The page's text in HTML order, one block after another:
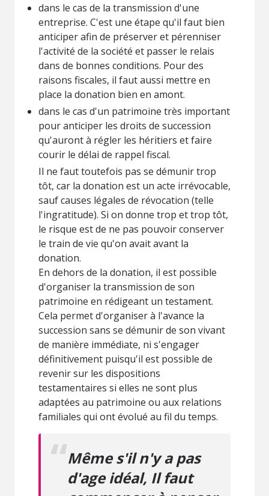
dans le cas de la transmission d'une
entreprise. C'est une étape qu'il faut bien
anticiper afin de préserver et pérenniser
l'activité de la société et passer le relais
dans de bonnes conditions. Pour des
raisons fiscales, il faut aussi mettre en
place la donation bien en amont.
dans le cas d'un patrimoine très important
pour anticiper les droits de succession
qu'auront à régler les héritiers et faire
courir le délai de rappel fiscal.
Il ne faut toutefois pas se démunir trop
tôt, car la donation est un acte irrévocable,
sauf causes légales de révocation (telle
l'ingratitude). Si on donne trop et trop tôt,
le risque est de ne pas pouvoir conserver
le train de vie qu'on avait avant la
donation.
En dehors de la donation, il est possible
d'organiser la transmission de son
patrimoine en rédigeant un testament.
Cela permet d'organiser à l'avance la
succession sans se démunir de son vivant
de manière immédiate, ni s'engager
définitivement puisqu'il est possible de
revenir sur les dispositions
testamentaires si elles ne sont plus
adaptées au patrimoine ou aux relations
familiales qui ont évolué au fil du temps.
Même s'il n'y a pas
d'age idéal, Il faut